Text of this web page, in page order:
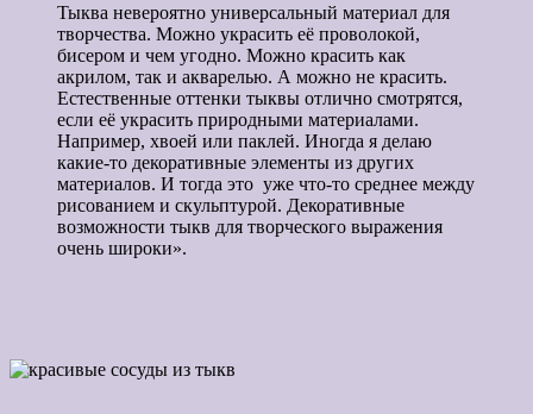
Тыква невероятно универсальный материал для
творчества. Можно украсить её проволокой,
бисером и чем угодно. Можно красить как
акрилом, так и акварелью. А можно не красить.
Естественные оттенки тыквы отлично смотрятся,
если её украсить природными материалами.
Например, хвоей или паклей. Иногда я делаю
какие-то декоративные элементы из других
материалов. И тогда это уже что-то среднее между
рисованием и скульптурой. Декоративные
возможности тыкв для творческого выражения
очень широки».